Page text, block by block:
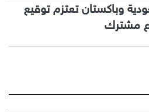
وباكستان تعتزم توقيع
مشترك